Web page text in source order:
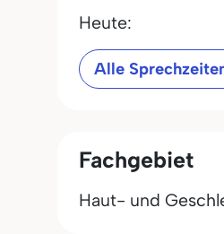
Heute:
Alle
Fachgebiet
Haut- und